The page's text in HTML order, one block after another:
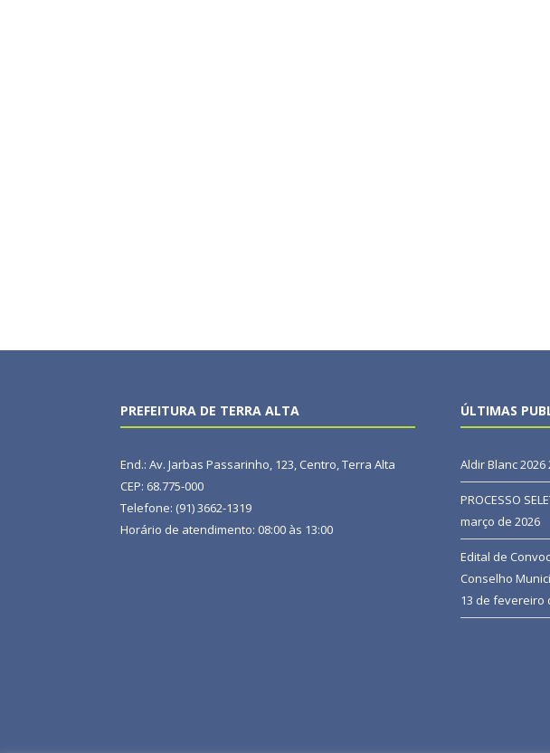
PREFEITURA DE TERRA ALTA
End.: Av. Jarbas Passarinho, 123, Centro, Terra Alta
CEP: 68.775-000
Telefone: (91) 3662-1319
Horário de atendimento: 08:00 às 13:00
ÚLTIMAS
Aldir Blanc 2026
PROCESSO
março de 2026
Edital de
Conselho
13 de fevereiro